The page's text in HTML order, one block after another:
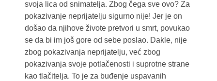
svoja lica od snimatelja. Zbog čega sve ovo? Za
pokazivanje neprijatelju sigurno nije! Jer je on
došao da njihove živote pretvori u smrt, povukao
se da bi im još gore od sebe poslao. Dakle, nije
zbog pokazivanja neprijatelju, već zbog
pokazivanja svoje potlačenosti i suprotne strane
kao tlačitelja. To je za buđenje uspavanih